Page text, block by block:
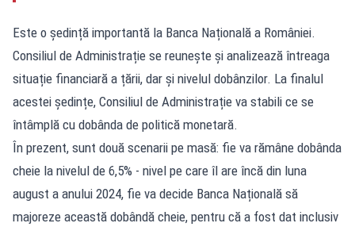
Este o ședință importantă la Banca Națională a României.
Consiliul de Administrație se reunește și analizează întreaga
situație financiară a țării, dar și nivelul dobânzilor. La finalul
acestei ședințe, Consiliul de Administrație va stabili ce se
întâmplă cu dobânda de politică monetară.
În prezent, sunt două scenarii pe masă: fie va rămâne dobânda
cheie la nivelul de 6,5% - nivel pe care îl are încă din luna
august a anului 2024, fie va decide Banca Națională să
majoreze această dobândă cheie, pentru că a fost dat inclusiv